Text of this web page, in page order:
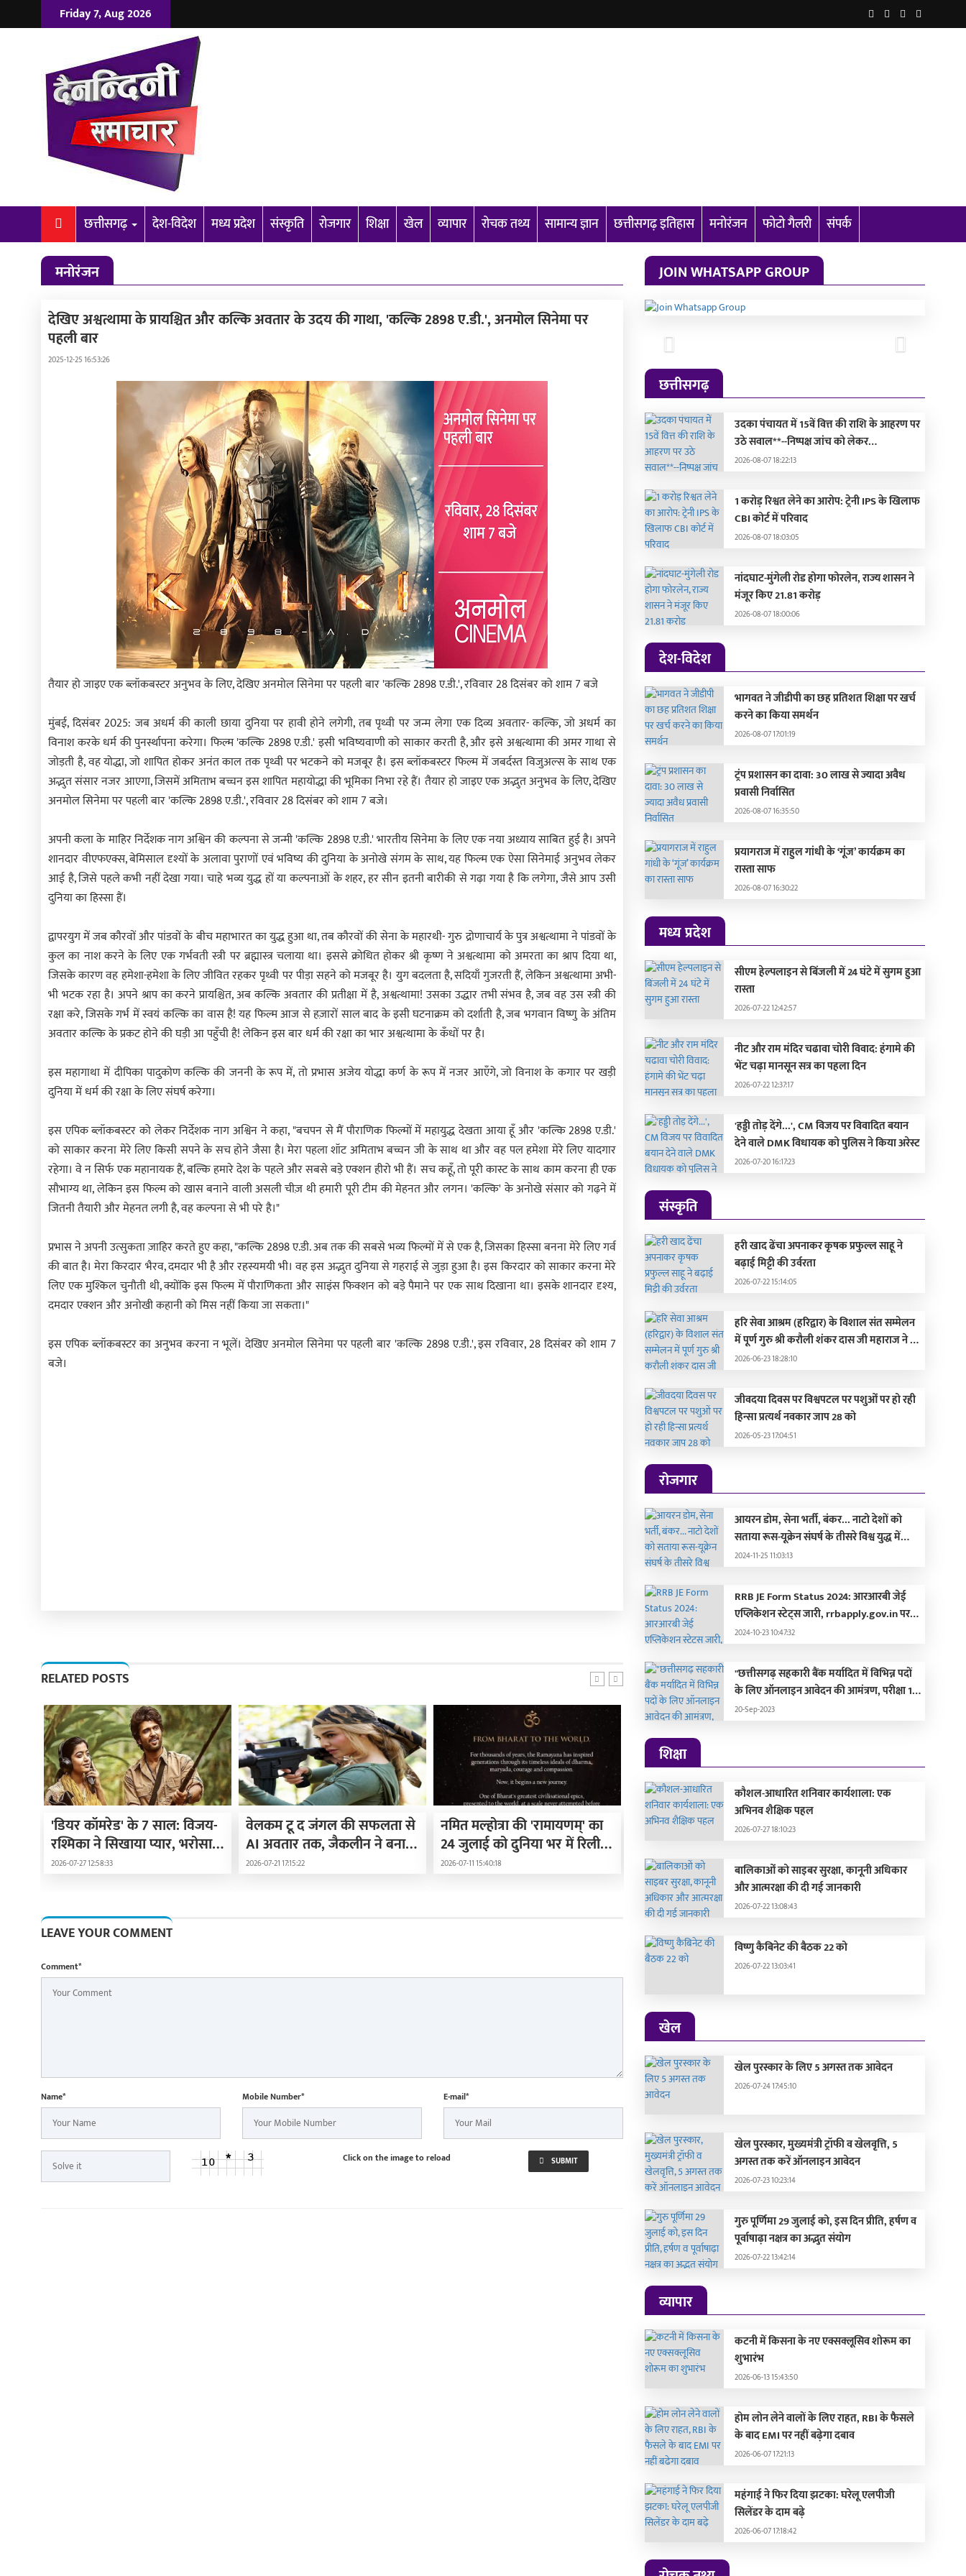
Friday 7, Aug 2026
छत्तीसगढ़ देश-विदेश मध्य प्रदेश संस्कृति रोजगार शिक्षा खेल व्यापार रोचक तथ्य सामान्य ज्ञान छत्तीसगढ़ इतिहास मनोरंजन फोटो गैलरी संपर्क
मनोरंजन
देखिए अश्वत्थामा के प्रायश्चित और कल्कि अवतार के उदय की गाथा, 'कल्कि 2898 ए.डी.', अनमोल सिनेमा पर
पहली बार
2025-12-25 16:53:26
तैयार हो जाइए एक ब्लॉकबस्टर अनुभव के लिए, देखिए अनमोल सिनेमा पर पहली बार 'कल्कि 2898 ए.डी.', रविवार 28 दिसंबर को शाम 7 बजे
मुंबई, दिसंबर 2025: जब अधर्म की काली छाया दुनिया पर हावी होने लगेगी, तब पृथ्वी पर जन्म लेगा एक दिव्य अवतार- कल्कि, जो अधर्म का
विनाश करके धर्म की पुनर्स्थापना करेगा। फिल्म 'कल्कि 2898 ए.डी.' इसी भविष्यवाणी को साकार करती है, और इसे अश्वत्थामा की अमर गाथा से
जोड़ती है, वह योद्धा, जो शापित होकर अनंत काल तक पृथ्वी पर भटकने को मजबूर है। इस ब्लॉकबस्टर फिल्म में जबर्दस्त विजुअल्स के साथ एक
अद्भुत संसार नजर आएगा, जिसमें अमिताभ बच्चन इस शापित महायोद्धा की भूमिका निभा रहे हैं। तैयार हो जाइए एक अद्भुत अनुभव के लिए, देखिए
अनमोल सिनेमा पर पहली बार 'कल्कि 2898 ए.डी.', रविवार 28 दिसंबर को शाम 7 बजे।
अपनी कला के माहिर निर्देशक नाग अश्विन की कल्पना से जन्मी 'कल्कि 2898 ए.डी.' भारतीय सिनेमा के लिए एक नया अध्याय साबित हुई है। अपने
शानदार वीएफएक्स, बेमिसाल दृश्यों के अलावा पुराणों एवं भविष्य की दुनिया के अनोखे संगम के साथ, यह फिल्म एक ऐसा सिनेमाई अनुभव लेकर
आई है, जिसे पहले कभी नहीं देखा गया। चाहे भव्य युद्ध हों या कल्पनाओं के शहर, हर सीन इतनी बारीकी से गढ़ा गया है कि लगेगा, जैसे आप उसी
दुनिया का हिस्सा हैं।
द्वापरयुग में जब कौरवों और पांडवों के बीच महाभारत का युद्ध हुआ था, तब कौरवों की सेना के महारथी- गुरु द्रोणाचार्य के पुत्र अश्वत्थामा ने पांडवों के
कुल का नाश करने के लिए एक गर्भवती स्त्री पर ब्रह्मास्त्र चलाया था। इससे क्रोधित होकर श्री कृष्ण ने अश्वत्थामा को अमरता का श्राप दिया था,
जिसके कारण वह हमेशा-हमेशा के लिए जीवित रहकर पृथ्वी पर पीड़ा सहने को मजबूर है। युग बदलता है, सदियाँ गुजरती हैं, लेकिन अश्वत्थामा अभी-
भी भटक रहा है। अपने श्राप का करने प्रायश्चित, अब कल्कि अवतार की प्रतीक्षा में है, अश्वत्थामा! उसका उद्धार तभी संभव है, जब वह उस स्त्री की
रक्षा करे, जिसके गर्भ में स्वयं कल्कि का वास है! यह फिल्म आज से हज़ारों साल बाद के इसी घटनाक्रम को दर्शाती है, जब भगवान विष्णु के अंतिम
अवतार कल्कि के प्रकट होने की घड़ी आ पहुँची है! लेकिन इस बार धर्म की रक्षा का भार अश्वत्थामा के कँधों पर है।
इस महागाथा में दीपिका पादुकोण कल्कि की जननी के रूप में, तो प्रभास अजेय योद्धा कर्ण के रूप में नजर आएँगे, जो विनाश के कगार पर खड़ी
दुनिया में धर्म की रक्षा के लिए संघर्ष करेगा।
इस एपिक ब्लॉकबस्टर को लेकर निर्देशक नाग अश्विन ने कहा, "बचपन से मैं पौराणिक फिल्मों में महायुद्ध देखता आया हूँ और 'कल्कि 2898 ए.डी.'
को साकार करना मेरे लिए किसी सपने के सच होने जैसा है। मेरा पहला शॉट अमिताभ बच्चन जी के साथ था और वह पल हमेशा मेरे लिए यादगार
रहेगा। वे न सिर्फ एक महानायक हैं, बल्कि हमारे देश के पहले और सबसे बड़े एक्शन हीरो भी हैं। सच कहूँ, तो पूरी कास्ट के साथ काम करना ही एक
सौभाग्य था, लेकिन इस फिल्म को खास बनाने वाली असली चीज़ थी हमारी पूरी टीम की मेहनत और लगन। 'कल्कि' के अनोखे संसार को गढ़ने में
जितनी तैयारी और मेहनत लगी है, वह कल्पना से भी परे है।"
प्रभास ने अपनी उत्सुकता ज़ाहिर करते हुए कहा, "कल्कि 2898 ए.डी. अब तक की सबसे भव्य फिल्मों में से एक है, जिसका हिस्सा बनना मेरे लिए गर्व
की बात है। मेरा किरदार भैरव, दमदार भी है और रहस्यमयी भी। वह इस अद्भुत दुनिया से गहराई से जुड़ा हुआ है। इस किरदार को साकार करना मेरे
लिए एक मुश्किल चुनौती थी, क्योंकि इस फिल्म में पौराणिकता और साइंस फिक्शन को बड़े पैमाने पर एक साथ दिखाना था। इसके शानदार दृश्य,
दमदार एक्शन और अनोखी कहानी को मिस नहीं किया जा सकता।"
इस एपिक ब्लॉकबस्टर का अनुभव करना न भूलें। देखिए अनमोल सिनेमा पर पहली बार 'कल्कि 2898 ए.डी.', इस रविवार, 28 दिसंबर को शाम 7
बजे।
RELATED POSTS
'डियर कॉमरेड' के 7 साल: विजय-
रश्मिका ने सिखाया प्यार, भरोसा
और साथ का असली मतलब
2026-07-27 12:58:33
वेलकम टू द जंगल की सफलता से
AI अवतार तक, जैकलीन ने बनाई
स्टारडम की नई मिसाल
2026-07-21 17:15:22
नमित मल्होत्रा की 'रामायणम्' का
24 जुलाई को दुनिया भर में रिलीज़
होगा ट्रेलर
2026-07-11 15:40:18
भारतीय फिल्म व्यापार और इंडस्ट्री
में योगदान के लिए कोमल नाहटा
को NIFFA का 'विमर्श सम्मान'
2026-07-10 16:17:57 बड़ी फिल्में...
2026-07-07 13:29:58
LEAVE YOUR COMMENT
Comment*
Name* Mobile Number* E-mail*
Click on the image to reload SUBMIT
JOIN WHATSAPP GROUP
Previous
Next
छत्तीसगढ़
उदका पंचायत में 15वें वित्त की राशि के आहरण पर
उठे सवाल**--निष्पक्ष जांच को लेकर
शिकायतकर्ताओं में संशय--
2026-08-07 18:22:13
1 करोड़ रिश्वत लेने का आरोप: ट्रेनी IPS के खिलाफ
CBI कोर्ट में परिवाद
2026-08-07 18:03:05
नांदघाट-मुंगेली रोड होगा फोरलेन, राज्य शासन ने
मंजूर किए 21.81 करोड़
2026-08-07 18:00:06
देश-विदेश
भागवत ने जीडीपी का छह प्रतिशत शिक्षा पर खर्च
करने का किया समर्थन
2026-08-07 17:01:19
ट्रंप प्रशासन का दावा: 30 लाख से ज्यादा अवैध
प्रवासी निर्वासित
2026-08-07 16:35:50
प्रयागराज में राहुल गांधी के ‘गूंज’ कार्यक्रम का
रास्ता साफ
2026-08-07 16:30:22
मध्य प्रदेश
सीएम हेल्पलाइन से बिंजली में 24 घंटे में सुगम हुआ
रास्ता
2026-07-22 12:42:57
नीट और राम मंदिर चढावा चोरी विवाद: हंगामे की
भेंट चढ़ा मानसून सत्र का पहला दिन
2026-07-22 12:37:17
'हड्डी तोड़ देंगे...', CM विजय पर विवादित बयान
देने वाले DMK विधायक को पुलिस ने किया अरेस्ट
2026-07-20 16:17:23
संस्कृति
हरी खाद ढेंचा अपनाकर कृषक प्रफुल्ल साहू ने
बढ़ाई मिट्टी की उर्वरता
2026-07-22 15:14:05
हरि सेवा आश्रम (हरिद्वार) के विशाल संत सम्मेलन
में पूर्ण गुरु श्री करौली शंकर दास जी महाराज ने की
सहभागिता, मुख्यमंत्री और दिग्गज संतों द्वारा हुए
2026-06-23 18:28:10
जीवदया दिवस पर विश्वपटल पर पशुओं पर हो रही
हिन्सा प्रत्यर्थ नवकार जाप 28 को
2026-05-23 17:04:51
रोजगार
आयरन डोम, सेना भर्ती, बंकर... नाटो देशों को
सताया रूस-यूक्रेन संघर्ष के तीसरे विश्व युद्ध में
बदलने का डर, लड़ाई की तैयारी में जुटे
2024-11-25 11:03:13
RRB JE Form Status 2024: आरआरबी जेई
एप्लिकेशन स्टेट्स जारी, rrbapply.gov.in पर
इस दिन आएगा एडमिट कार्ड
2024-10-23 10:47:32
"छत्तीसगढ़ सहकारी बैंक मर्यादित में विभिन्न पदों
के लिए ऑनलाइन आवेदन की आमंत्रण, परीक्षा 15
अक्टूबर 2023 को होगी"
20-Sep-2023
शिक्षा
कौशल-आधारित शनिवार कार्यशाला: एक
अभिनव शैक्षिक पहल
2026-07-27 18:10:23
बालिकाओं को साइबर सुरक्षा, कानूनी अधिकार
और आत्मरक्षा की दी गई जानकारी
2026-07-22 13:08:43
विष्णु कैबिनेट की बैठक 22 को
2026-07-22 13:03:41
खेल
खेल पुरस्कार के लिए 5 अगस्त तक आवेदन
2026-07-24 17:45:10
खेल पुरस्कार, मुख्यमंत्री ट्रॉफी व खेलवृत्ति, 5
अगस्त तक करें ऑनलाइन आवेदन
2026-07-23 10:23:14
गुरु पूर्णिमा 29 जुलाई को, इस दिन प्रीति, हर्षण व
पूर्वाषाढ़ा नक्षत्र का अद्भुत संयोग
2026-07-22 13:42:14
व्यापार
कटनी में किसना के नए एक्सक्लूसिव शोरूम का
शुभारंभ
2026-06-13 15:43:50
होम लोन लेने वालों के लिए राहत, RBI के फैसले
के बाद EMI पर नहीं बढ़ेगा दबाव
2026-06-07 17:21:13
महंगाई ने फिर दिया झटका: घरेलू एलपीजी
सिलेंडर के दाम बढ़े
2026-06-07 17:18:42